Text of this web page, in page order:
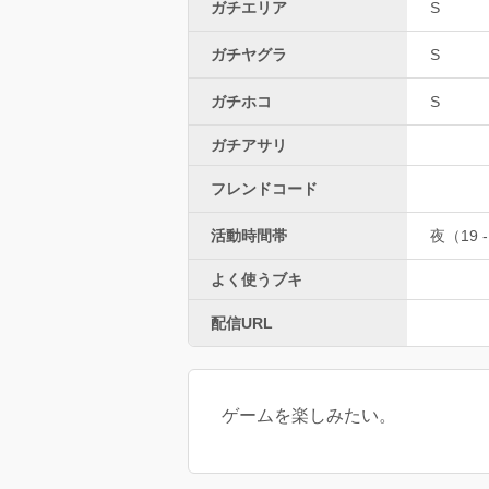
ガチエリア S
ガチヤグラ S
ガチホコ S
ガチアサリ
フレンドコード
活動時間帯 夜（19
よく使うブキ
配信URL
ゲームを楽しみたい。